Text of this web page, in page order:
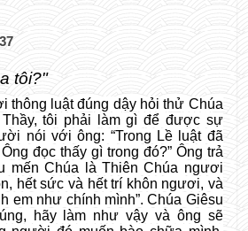
tôi?"
thông luật đúng dậy hỏi thử Chúa
Thầy, tôi phải làm gì để được sự
nói với ông: “Trong Lề luật đã
đọc thấy gì trong đó?” Ông trả
mến Chúa là Thiên Chúa ngươi
hết sức và hết trí khôn ngươi, và
em như chính mình”. Chúa Giêsu
hãy làm như vậy và ông sẽ